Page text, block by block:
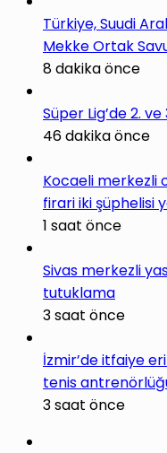
Türkiye, Suudi
Mekke Ortak
8 dakika önce
Süper Lig’de 2.
46 dakika önce
Kocaeli merkezli
firari iki şüphelisi
1 saat önce
Sivas merkezli
tutuklama
3 saat önce
İzmir’de itfaiye eri
tenis
3 saat önce